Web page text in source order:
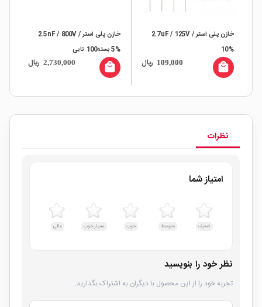
خازن پلی استر 2.7uF / 125V /
10%
109,000 ریال local_mall
خازن پلی استر 2.5nF / 800V /
5% بسته100 تایی
2,730,000 ریال local_mall
نظرات
امتیاز شما
ضعیف متوسط خوب بسیار خوب عالی
نظر خود را بنویسید
تجربه خود را از این محصول با دیگران به اشتراک بگذارید.